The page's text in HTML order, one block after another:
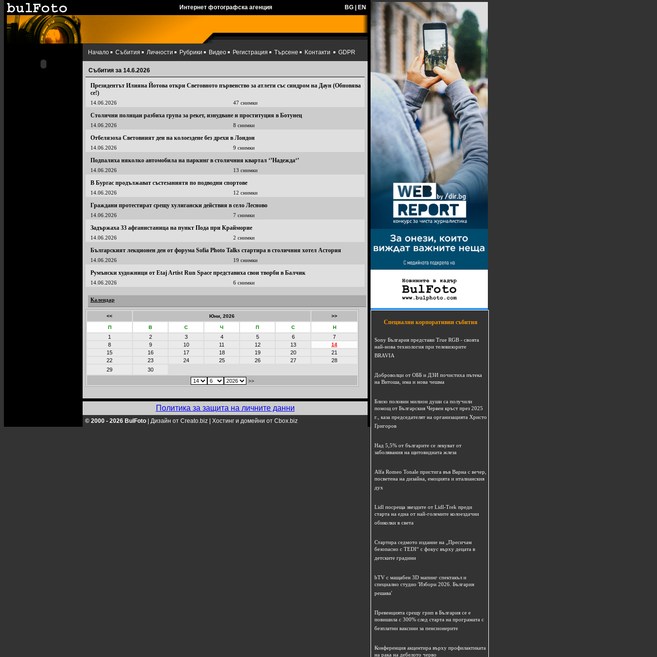
Интернет фотографска агенция BG EN
Начало Събития Личности Рубрики Видео Регистрация Търсене Kонтакти GDPR
Събития за 14.6.2026
Президентът Илияна Йотова откри Световното първенство за атлети със синдром на Даун (Обновява
се!)
14.06.2026 47 снимки
Столични полицаи разбиха група за рекет, изнудване и проституция в Ботунец
14.06.2026 8 снимки
Отбелязоха Световният ден на колоездене без дрехи в Лондон
14.06.2026 9 снимки
Подпалиха няколко автомобила на паркинг в столичния квартал ‘’Надежда‘’
14.06.2026 13 снимки
В Бургас продължават състезаниятя по подводни спортове
14.06.2026 12 снимки
Граждани протестират срещу хулигански действия в село Лесново
14.06.2026 7 снимки
Задържаха 33 афганистаница на пункт Пода при Крайморие
14.06.2026 2 снимки
Българският лекционен ден от форума Sofia Photo Talks стартира в столичния хотел Астория
14.06.2026 19 снимки
Румънски художници от Etaj Artist Run Space представиха свои творби в Балчик
14.06.2026 6 снимки
Календар
<< Юни, 2026 >>
П В С Ч П С Н
1 2 3 4 5 6
7
8
9 10 11 12 13 14
15 16 17 18 19 20
21
22
23 24 25 26 27
28
29
30
>>
Политика за защита на личните данни
© 2000 - 2026 BulFoto Дизайн от Creato.biz Хостинг и домейни от Cbox.biz
Специални корпоративни събития
Sony България представи True RGB - своята
най-нова технология при телевизорите
BRAVIA
Доброволци от ОББ и ДЗИ почистиха пътека
на Витоша, има и нова чешма
Близо половин милион души са получили
помощ от Българския Червен кръст през 2025
г., каза председателят на организацията Христо
Григоров
Над 5,5% от българите се лекуват от
заболявания на щитовидната жлеза
Alfa Romeo Tonale пристига във Варна с вечер,
посветена на дизайна, емоцията и италианския
дух
Lidl посреща звездите от Lidl-Trek преди
старта на една от най-големите колоездачни
обиколки в света
Стартира седмото издание на „Пресичам
безопасно с TEDI“ с фокус върху децата в
детските градини
bTV с мащабен 3D мапинг спектакъл и
специално студио 'Избори 2026. България
решава'
Превенцията срещу грип в България се е
повишила с 300% след старта на програмата с
безплатни ваксини за пенсионерите
Конференция акцентира върху профилактиката